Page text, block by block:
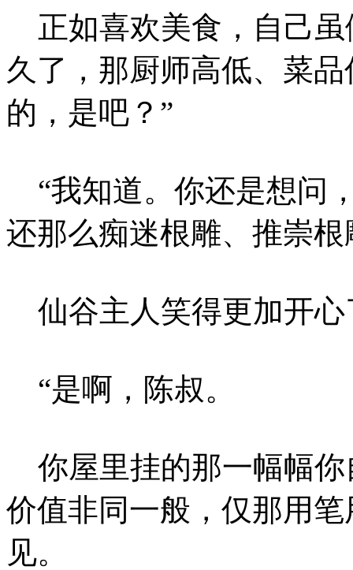
正如喜欢美食，自己虽
久了，那厨师高低、菜
的，是吧？”
“我知道。你还是想问
还那么痴迷根雕、推崇
仙谷主人笑得更加开心
“是啊，陈叔。
你屋里挂的那一幅幅你
价值非同一般，仅那用
见。